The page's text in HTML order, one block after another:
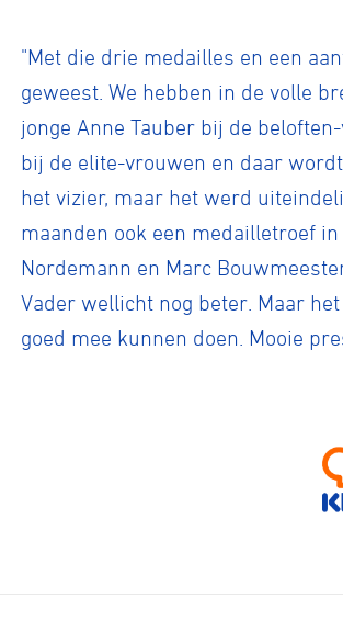
"Met die drie medailles en een
geweest. We hebben in de volle
jonge Anne Tauber bij de
bij de elite-vrouwen en daar
het vizier, maar het werd
maanden ook een medailletroef
Nordemann en Marc
Vader wellicht nog beter. Maar
goed mee kunnen doen. Mooie
Veldrijden
Pumptrack